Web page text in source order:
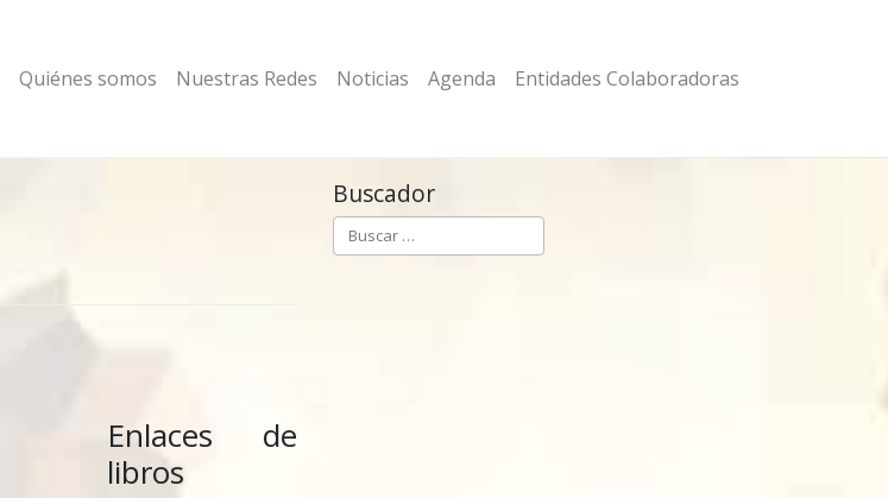
Quiénes somos Nuestras Redes Noticias Agenda Entidades Colaboradoras
Enlaces de
libros
Buscador